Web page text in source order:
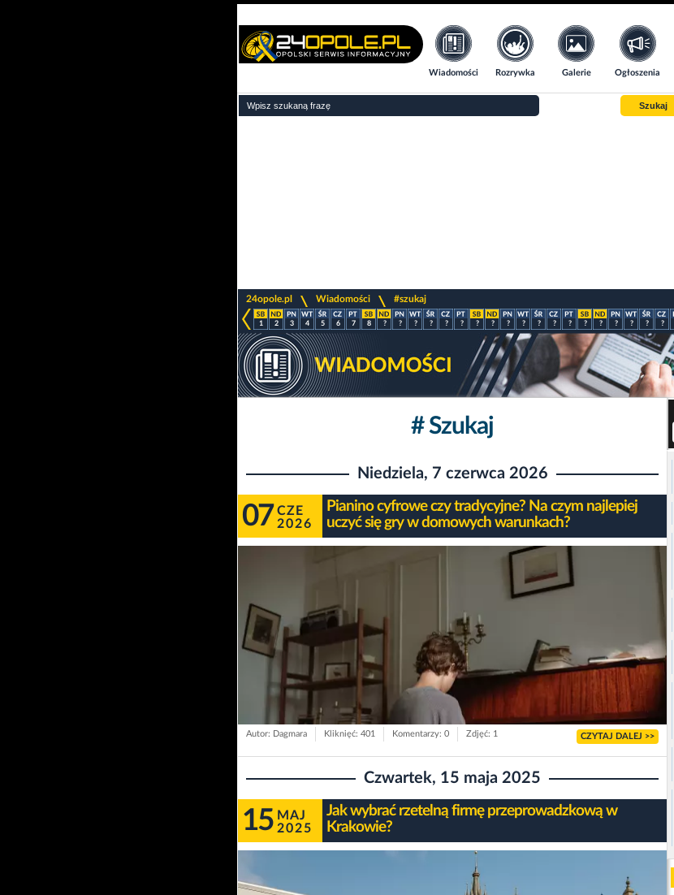
Wiadomości Rozrywka Galerie Ogłoszenia
Szukaj
24opole.pl Wiadomości #szukaj
1 2 3 4 5 6 7 8 ? ? ? ? ? ? ? ? ? ? ? ? ? ? ? ? ? ? ?
# Szukaj
Niedziela, 7 czerwca 2026
07 CZE
2026
Pianino cyfrowe czy tradycyjne? Na czym najlepiej
uczyć się gry w domowych warunkach?
Autor: Dagmara Kliknięć: 401 Komentarzy: 0 Zdjęć: 1 CZYTAJ DALEJ >>
Czwartek, 15 maja 2025
15 MAJ
2025
Jak wybrać rzetelną firmę przeprowadzkową w
Krakowie?